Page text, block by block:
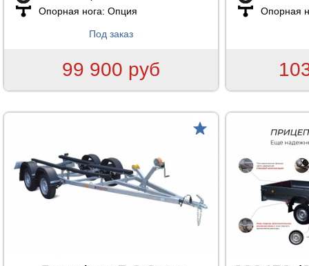
Опорная нога: Опция
Под заказ
99 900 руб
Опорная